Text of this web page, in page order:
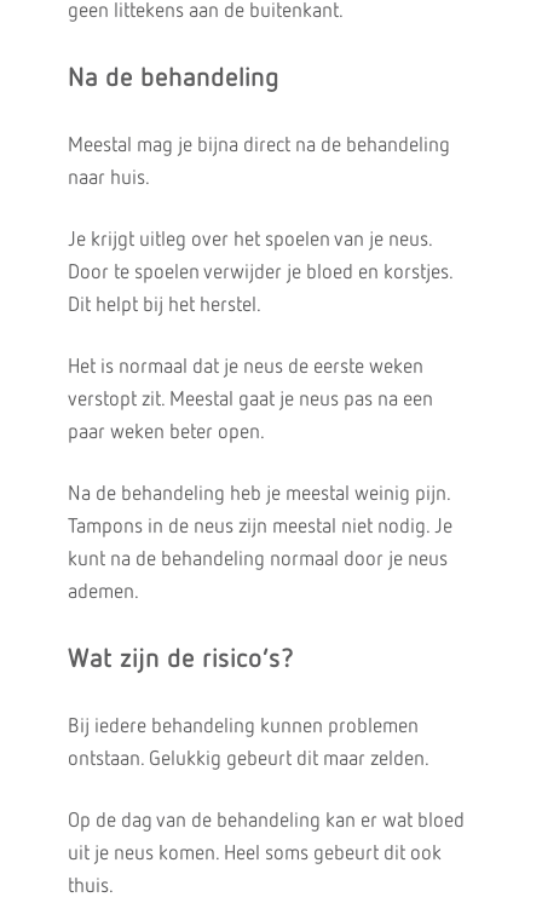
geen littekens aan de buitenkant.
Na de behandeling
Meestal mag je bijna direct na de behandeling
naar huis.
Je krijgt uitleg over het spoelen van je neus.
Door te spoelen verwijder je bloed en korstjes.
Dit helpt bij het herstel.
Het is normaal dat je neus de eerste weken
verstopt zit. Meestal gaat je neus pas na een
paar weken beter open.
Na de behandeling heb je meestal weinig pijn.
Tampons in de neus zijn meestal niet nodig. Je
kunt na de behandeling normaal door je neus
ademen.
Wat zijn de risico’s?
Bij iedere behandeling kunnen problemen
ontstaan. Gelukkig gebeurt dit maar zelden.
Op de dag van de behandeling kan er wat bloed
uit je neus komen. Heel soms gebeurt dit ook
thuis.